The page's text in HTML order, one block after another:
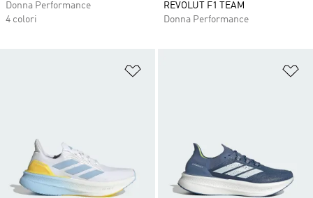
Donna Performance
4 colori
REVOLUT F1 TEAM
Donna Performance
Aggiungi alla lista dei desideri